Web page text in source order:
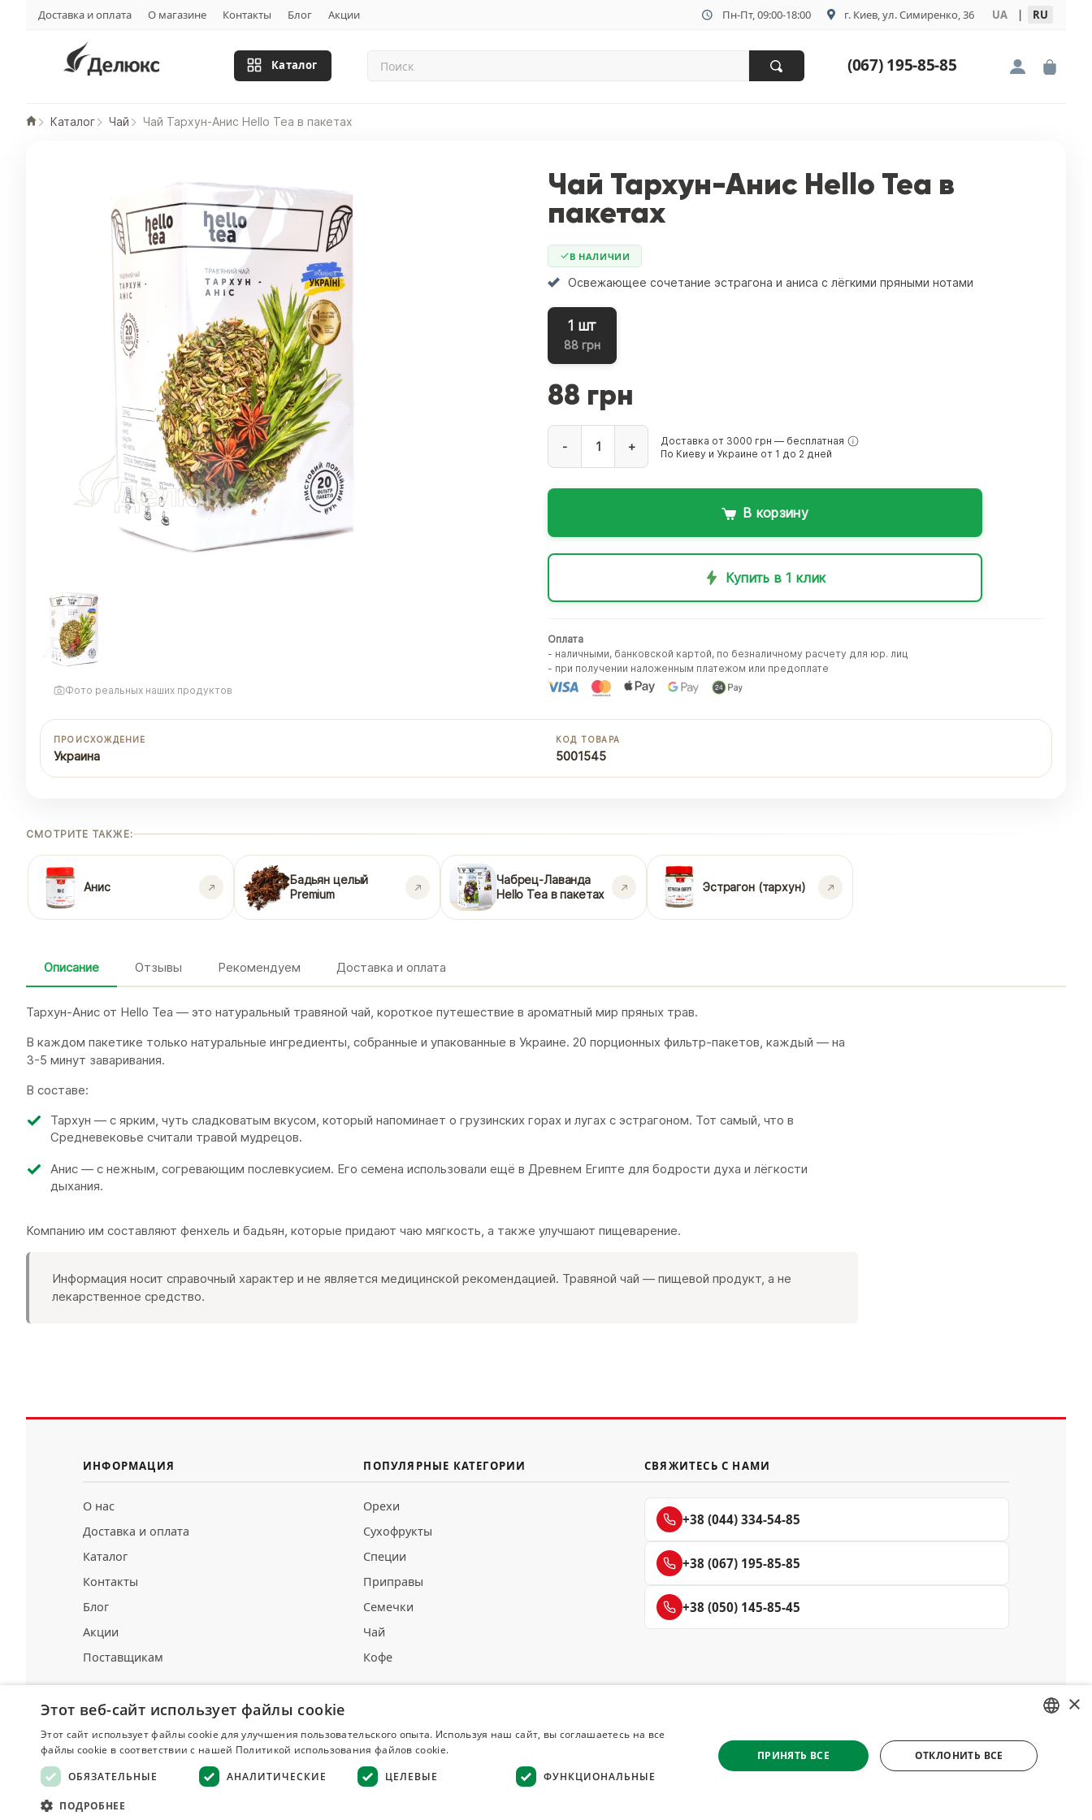
Доставка и оплата О магазине Контакты Блог Акции Пн-Пт, 09:00-18:00 г. Киев, ул. Симиренко, 36 UA | RU
Каталог (067) 195-85-85
Каталог Чай Чай Тархун-Анис Hello Tea в пакетах
Фото реальных наших продуктов
Чай Тархун-Анис Hello Tea в
пакетах
В НАЛИЧИИ
Освежающее сочетание эстрагона и аниса с лёгкими пряными нотами
1 шт
88 грн
88 грн
- +
Доставка от 3000 грн — бесплатная
По Киеву и Украине от 1 до 2 дней
В корзину
Купить в 1 клик
Оплата
- наличными, банковской картой, по безналичному расчету для юр. лиц
- при получении наложенным платежом или предоплате
ПРОИСХОЖДЕНИЕ
Украина
КОД ТОВАРА
5001545
СМОТРИТЕ ТАКЖЕ:
Анис
Бадьян целый
Premium
Чабрец-Лаванда
Hello Tea в пакетах
Эстрагон (тархун)
Описание Отзывы Рекомендуем Доставка и оплата
Тархун-Анис от Hello Tea — это натуральный травяной чай, короткое путешествие в ароматный мир пряных трав.
В каждом пакетике только натуральные ингредиенты, собранные и упакованные в Украине. 20 порционных фильтр-пакетов, каждый — на
3-5 минут заваривания.
В составе:
Тархун — с ярким, чуть сладковатым вкусом, который напоминает о грузинских горах и лугах с эстрагоном. Тот самый, что в
Средневековье считали травой мудрецов.
Анис — с нежным, согревающим послевкусием. Его семена использовали ещё в Древнем Египте для бодрости духа и лёгкости
дыхания.
Компанию им составляют фенхель и бадьян, которые придают чаю мягкость, а также улучшают пищеварение.
Информация носит справочный характер и не является медицинской рекомендацией. Травяной чай — пищевой продукт, а не
лекарственное средство.
ИНФОРМАЦИЯ
О нас
Доставка и оплата
Каталог
Контакты
Блог
Акции
Поставщикам
ПОПУЛЯРНЫЕ КАТЕГОРИИ
Орехи
Сухофрукты
Специи
Приправы
Семечки
Чай
Кофе
СВЯЖИТЕСЬ С НАМИ
+38 (044) 334-54-85
+38 (067) 195-85-85
+38 (050) 145-85-45
Делюкс
СПЕЦИИ И ПРЯНОСТИ
© 2008–2026 Магазин специй и пряностей Делюкс, Киев
Все материалы на сайте защищены авторским правом
RUSSIAN
UKRAINIAN
×
Этот веб-сайт использует файлы cookie
Этот сайт использует файлы cookie для улучшения пользовательского опыта. Используя наш сайт, вы соглашаетесь на все
файлы cookie в соответствии с нашей Политикой использования файлов cookie.
ОБЯЗАТЕЛЬНЫЕ
АНАЛИТИЧЕСКИЕ ЦЕЛЕВЫЕ ФУНКЦИОНАЛЬНЫЕ
ПОДРОБНЕЕ
ПРИНЯТЬ ВСЕ ОТКЛОНИТЬ ВСЕ